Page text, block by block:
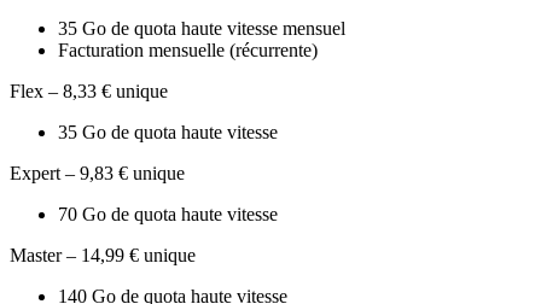
35 Go de quota haute vitesse mensuel
Facturation mensuelle (récurrente)
Flex – 8,33 € unique
35 Go de quota haute vitesse
Expert – 9,83 € unique
70 Go de quota haute vitesse
Master – 14,99 € unique
140 Go de quota haute vitesse